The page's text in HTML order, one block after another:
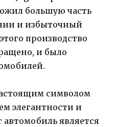
большую часть
и избыточный
производство
и было
символом
элегантности и
автомобиль является